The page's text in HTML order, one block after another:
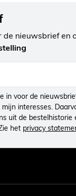
de nieuwsbrief en
in voor de
interesses.
uit de bestelhistorie
het privacy